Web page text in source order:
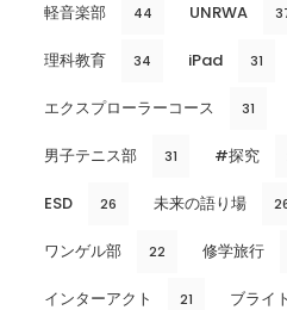
軽音楽部 44 UNRWA
理科教育 34 iPad 31
エクスプローラーコース 31
男子テニス部 31 #探究
ESD 26 未来の語り場
ワンゲル部 22 修学旅行
インターアクト 21 ブライ